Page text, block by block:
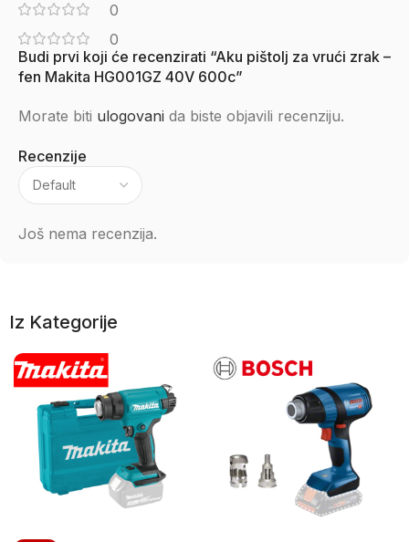
0
0
Recenzije
Još nema recenzija.
Budi prvi koji će recenzirati “Aku pištolj za vrući zrak –
fen Makita HG001GZ 40V 600c”
Morate biti ulogovani da biste objavili recenziju.
Iz Kategorije